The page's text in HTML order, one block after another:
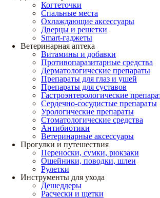
Когтеточки
Спальные места
Охлаждающие аксессуары
Дверцы и решетки
Smart-гаджеты
Ветеринарная аптека
Витамины и добавки
Противопаразитарные средства
Дерматологические препараты
Препараты для глаз и ушей
Препараты для суставов
Гастроэнтерологические
Сердечно-сосудистые препараты
Урологические препараты
Стоматологические средства
Антибиотики
Ветеринарные аксессуары
Прогулки и путешествия
Переноски, сумки, рюкзаки
Ошейники, поводки, шлеи
Рулетки
Инструменты для ухода
Дешеддеры
Расчески и щетки